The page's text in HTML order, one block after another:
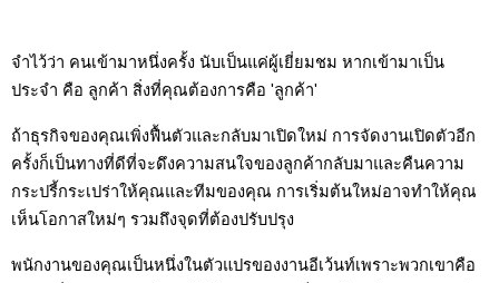
จำไว้ว่า คนเข้ามาหนึ่งครั้ง นับเป็นแค่ผู้เยี่ยมชม หากเข้ามาเป็น
ประจำ คือ ลูกค้า สิ่งที่คุณต้องการคือ 'ลูกค้า'
ถ้าธุรกิจของคุณเพิ่งฟื้นตัวและกลับมาเปิดใหม่ การจัดงานเปิดตัวอีก
ครั้งก็เป็นทางที่ดีที่จะดึงความสนใจของลูกค้ากลับมาและคืนความ
กระปรี้กระเปร่าให้คุณและทีมของคุณ การเริ่มต้นใหม่อาจทำให้คุณ
เห็นโอกาสใหม่ๆ รวมถึงจุดที่ต้องปรับปรุง
พนักงานของคุณเป็นหนึ่งในตัวแปรของงานอีเว้นท์เพราะพวกเขาคือ